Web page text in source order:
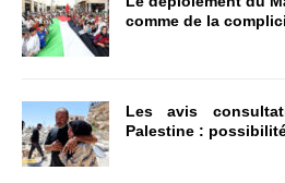
comme de la
Les avis
Palestine :